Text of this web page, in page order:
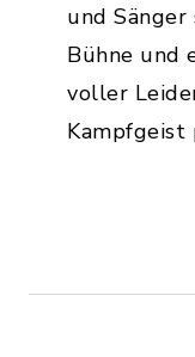
und
Bühne und
voller
Kampfgeist